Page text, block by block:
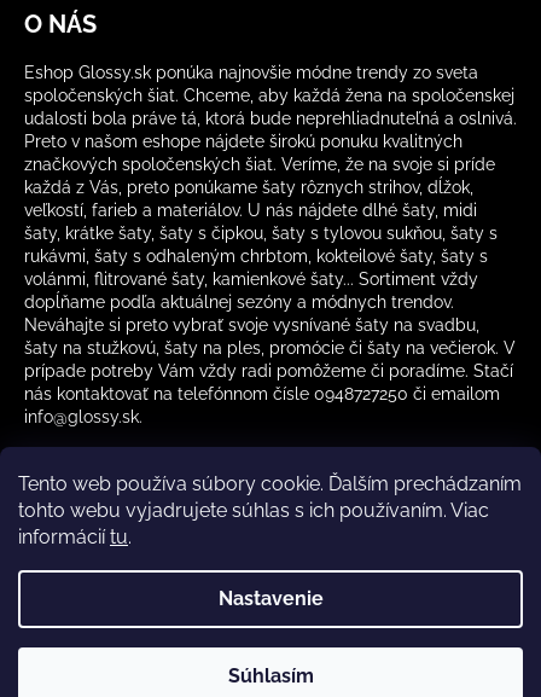
Tento web používa súbory cookie. Ďalším prechádzaním
tohto webu vyjadrujete súhlas s ich používaním. Viac
informáciítu.
Nastavenie
Súhlasím
O NÁS
Eshop Glossy.sk ponúka najnovšie módne trendy zo sveta
spoločenských šiat. Chceme, aby každá žena na spoločenskej
udalosti bola práve tá, ktorá bude neprehliadnuteľná a oslnivá.
Preto v našom eshope nájdete širokú ponuku kvalitných
značkových spoločenských šiat. Veríme, že na svoje si príde
každá z Vás, preto ponúkame šaty rôznych strihov, dĺžok,
veľkostí, farieb a materiálov. U nás nájdete dlhé šaty, midi
šaty, krátke šaty, šaty s čipkou, šaty s tylovou sukňou, šaty s
rukávmi, šaty s odhaleným chrbtom, kokteilové šaty, šaty s
volánmi, flitrované šaty, kamienkové šaty... Sortiment vždy
dopĺňame podľa aktuálnej sezóny a módnych trendov.
Neváhajte si preto vybrať svoje vysnívané šaty na svadbu,
šaty na stužkovú, šaty na ples, promócie či šaty na večierok. V
prípade potreby Vám vždy radi pomôžeme či poradíme. Stačí
nás kontaktovať na telefónnom čísle 0948727250 či emailom
info@glossy.sk.
Kamenná predajňa otváracia doba CZ
Glossy.sk. Všetky práva vyhradené.